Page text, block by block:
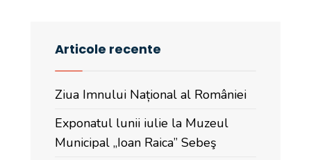
Articole recente
Ziua Imnului Național al României
Exponatul lunii iulie la Muzeul
Municipal „Ioan Raica” Sebeş